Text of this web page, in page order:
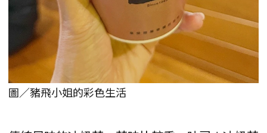
圖／豬飛小姐的彩色生活